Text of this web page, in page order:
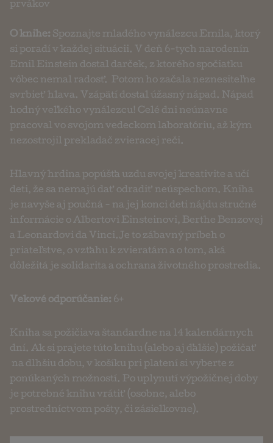
prvákov
O knihe: Spoznajte mladého vynálezcu Emila, ktorý
si poradí v každej situácii. V deň 6-tych narodenín
Emil Einstein dostal darček, z ktorého spočiatku
vôbec nemal radosť. Potom ho začala neznesiteľne
svrbieť hlava. Vzápätí dostal úžasný nápad. Nápad
hodný veľkého vynálezcu! Celé dni neúnavne
pracoval vo svojom vedeckom laboratóriu, až kým
nezostrojil prekladač zvieracej reči.
Hlavný hrdina popúšťa uzdu svojej kreativite a učí
deti, že sa nemajú dať odradiť neúspechom. Kniha
je navyše aj poučná - na jej konci deti nájdu stručné
informácie o Albertovi Einsteinovi, Berthe Benzovej
a Leonardovi da Vinci.Je to zábavný príbeh o
priateľstve, o vzťahu k zvieratám a o tom, aká
dôležitá je solidarita a ochrana životného prostredia.
Vekové odporúčanie: 6+
Kniha sa požičiava štandardne na 14 kalendárnych
dní. Ak si prajete túto knihu (alebo aj ďalšie) požičať
na dlhšiu dobu, v košíku pri platení si vyberte z
ponúkaných možností. Po uplynutí výpožičnej doby
je potrebné knihu vrátiť (osobne, alebo
prostredníctvom pošty, či zásielkovne).